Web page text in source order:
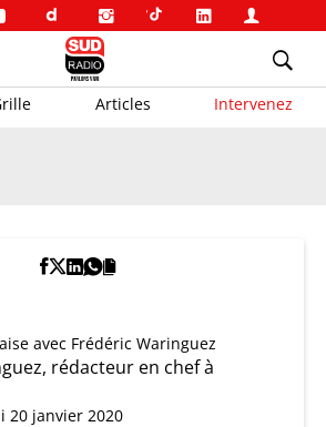
Articles Intervenez
avec Frédéric Waringuez
rédacteur en chef à
20 janvier 2020